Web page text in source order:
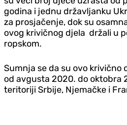
godina i jednu državljanku
za prosjačenje, dok su
ovog krivičnog djela držali u
ropskom.
Sumnja se da su ovo krivično
od avgusta 2020. do oktobra
teritoriji Srbije, Njemačke i